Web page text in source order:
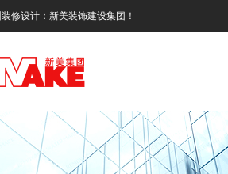
修设计：新美装饰建设集团！